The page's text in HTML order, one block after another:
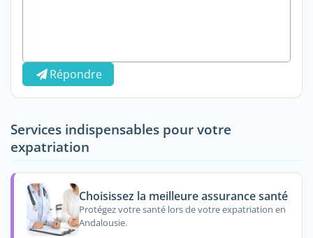
Répondre
Services indispensables pour votre
expatriation
Choisissez la meilleure assurance santé
Protégez votre santé lors de votre expatriation en
Andalousie.